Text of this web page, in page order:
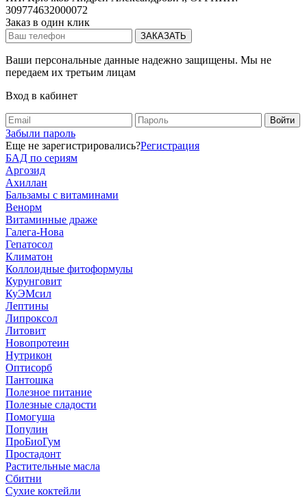
309774632000072
Заказ в один клик
Ваши персональные данные надежно защищены. Мы не
передаем их третьим лицам
Вход в кабинет
Забыли пароль
Еще не зарегистрировались?Регистрация
БАД по сериям
Аргозид
Ахиллан
Бальзамы с витаминами
Венорм
Витаминные драже
Галега-Нова
Гепатосол
Климатон
Коллоидные фитоформулы
Курунговит
КуЭМсил
Лептины
Липроксол
Литовит
Новопротеин
Нутрикон
Оптисорб
Пантошка
Полезное питание
Полезные сладости
Помогуша
Популин
ПроБиоГум
Простадонт
Растительные масла
Сбитни
Сухие коктейли